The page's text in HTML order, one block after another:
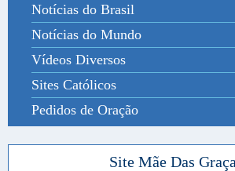
Notícias do Brasil
Notícias do Mundo
Vídeos Diversos
Sites Católicos
Pedidos de Oração
Site Mãe Das